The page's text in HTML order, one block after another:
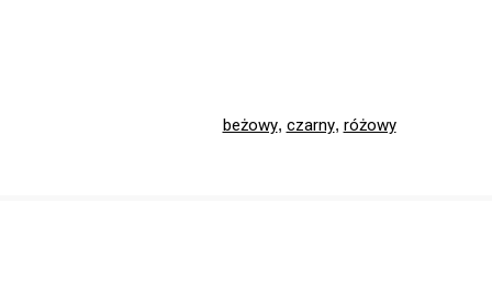
beżowy, czarny, różowy